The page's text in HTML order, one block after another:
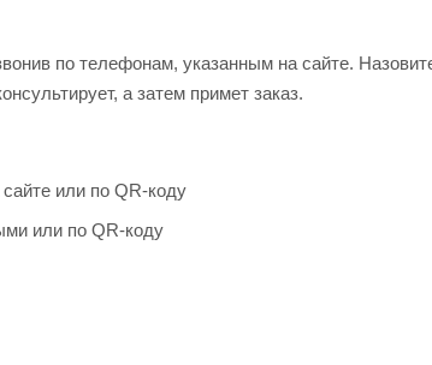
по телефонам, указанным на сайте.
а затем примет заказ.
или по QR-коду
или по QR-коду